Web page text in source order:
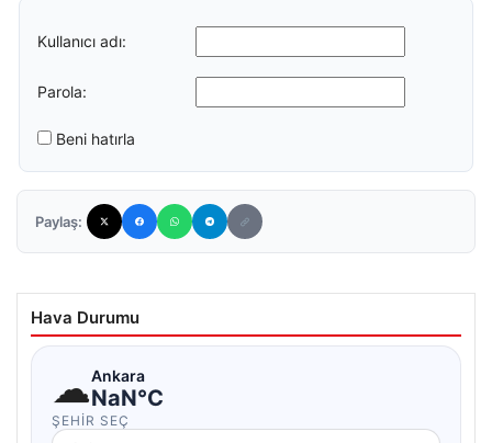
Kullanıcı adı:
Parola:
Beni hatırla
Paylaş:
Hava Durumu
☁Ankara
NaN°C
ŞEHIR SEÇ